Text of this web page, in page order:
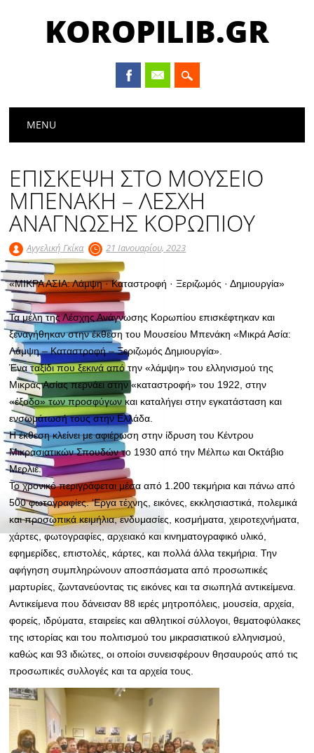
KOROPILIB.GR
Main menu
MENU
ΕΠΙΣΚΕΨΗ ΣΤΟ ΜΟΥΣΕΙΟ
ΜΠΕΝΑΚΗ – ΛΕΣΧΗ
ΑΝΑΓΝΩΣΗΣ ΚΟΡΩΠΙΟΥ
Αγγελική Γκίκα 21 Ιανουαρίου, 2023
«ΜΙΚΡΑ ΑΣΙΑ: Λάμψη · Καταστροφή · Ξεριζωμός · Δημιουργία»
Τα μέλη της Λέσχης Ανάγνωσης Κορωπίου επισκέφτηκαν και
ξεναγήθηκαν στην έκθεση του Μουσείου Μπενάκη «Μικρά Ασία:
Λάμψη – Καταστροφή – Ξεριζωμός Δημιουργία».
Ένα ταξίδι που ξεκινά από την «λάμψη» του ελληνισμού της
Μικράς Ασίας περνάει στην «καταστροφή» του 1922, στην
«έξοδο» των προσφύγων και καταλήγει στην εγκατάσταση και
ενσωμάτωσή τους στην Ελλάδα.
Η έκθεση κλείνει με αφιέρωση στην ίδρυση του Κέντρου
Μικρασιατικών Σπουδών το 1930 από την Μέλπω και Οκτάβιο
Μερλιέ.
Το χρονικό περιγράφεται μέσα από 1.200 τεκμήρια και πάνω από
500 φωτογραφίες. ‘Εργα τέχνης, εικόνες, εκκλησιαστικά, πολεμικά
και προσωπικά κειμήλια, ενδυμασίες, κοσμήματα, χειροτεχνήματα,
χάρτες, φωτογραφίες, αρχειακό και κινηματογραφικό υλικό,
εφημερίδες, επιστολές, κάρτες, και πολλά άλλα τεκμήρια. Την
αφήγηση συμπληρώνουν αποσπάσματα από προσωπικές
μαρτυρίες, ζωντανεύοντας τις εικόνες και τα σιωπηλά αντικείμενα.
Αντικείμενα που δάνεισαν 88 ιερές μητροπόλεις, μουσεία, αρχεία,
φορείς, ιδρύματα, εταιρείες και αθλητικοί σύλλογοι, θεματοφύλακες
της ιστορίας και του πολιτισμού του μικρασιατικού ελληνισμού,
καθώς και 93 ιδιώτες, οι οποίοι συνεισφέρουν θησαυρούς από τις
προσωπικές συλλογές και τα αρχεία τους.